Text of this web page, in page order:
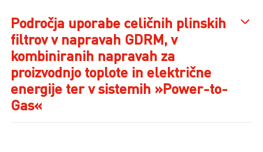
Področja uporabe celičnih plinskih
filtrov v napravah GDRM, v
kombiniranih napravah za
proizvodnjo toplote in električne
energije ter v sistemih »Power-to-
Gas«